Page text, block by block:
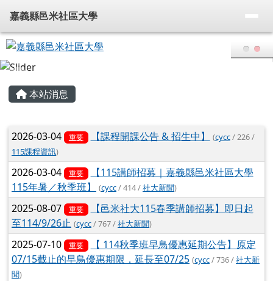
嘉義縣邑米社區大學
導覽列
嘉義縣邑米社區大學
主內容區域
本站消息
文章列表
2026-03-04 重要 【課程開課公告 & 招生中】 (cycc/ 226 /
115課程資訊)
2026-03-04 重要
【115講師招募｜嘉義縣邑米社區大學
115年暑／秋季班】
(cycc/ 414 /社大新聞)
2025-08-07 重要
【邑米社大115春季講師招募】即日起
至114/9/26止 (cycc/ 767 /社大新聞)
2025-07-10 重要
【 114秋季班早鳥優惠延期公告】原定
07/15截止的早鳥優惠期限，延長至07/25 (cycc/ 736 /社大新
聞)
頁尾區域